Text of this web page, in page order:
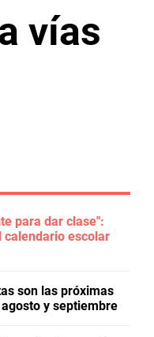
vías
para dar clase":
calendario escolar
son las próximas
y septiembre